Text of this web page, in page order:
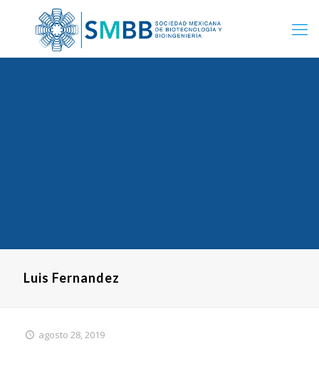
Luis Fernandez
agosto 28, 2019